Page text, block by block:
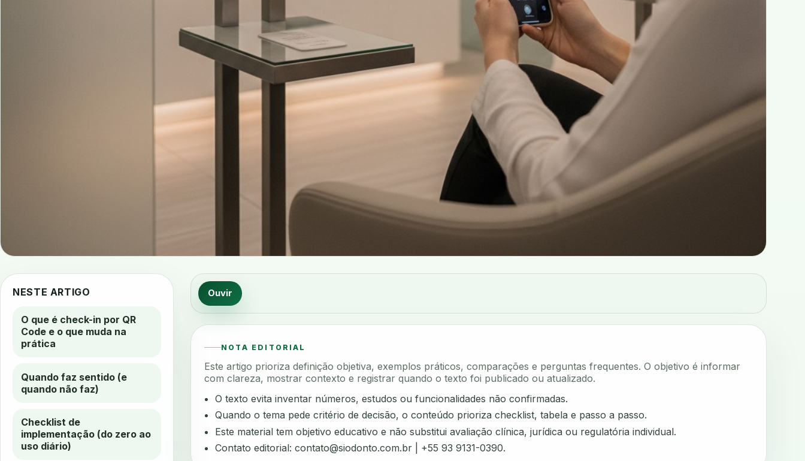
NESTE ARTIGO
O que é check-in por QR
Code e o que muda na
prática
Quando faz sentido (e
quando não faz)
Checklist de
implementação (do zero ao
uso diário)
Ouvir
NOTA EDITORIAL
Este artigo prioriza definição objetiva, exemplos práticos, comparações e perguntas frequentes. O objetivo é informar
com clareza, mostrar contexto e registrar quando o texto foi publicado ou atualizado.
O texto evita inventar números, estudos ou funcionalidades não confirmadas.
Quando o tema pede critério de decisão, o conteúdo prioriza checklist, tabela e passo a passo.
Este material tem objetivo educativo e não substitui avaliação clínica, jurídica ou regulatória individual.
Contato editorial:contato@siodonto.com.br | +55 93 9131-0390.